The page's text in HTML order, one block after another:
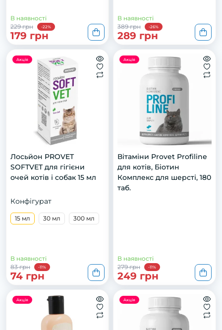
В наявності
229 грн
-22%
179 грн
В наявності
389 грн
-26%
289 грн
Акція
Лосьйон PROVET
SOFTVET для гігієни
очей котів і собак 15 мл
Конфігурат
15 мл 30 мл 300 мл
В наявності
83 грн
-11%
74 грн
Акція
Вітаміни Provet Profiline
для котів, Біотин
Комплекс для шерсті, 180
таб.
В наявності
279 грн
-11%
249 грн
Акція Акція